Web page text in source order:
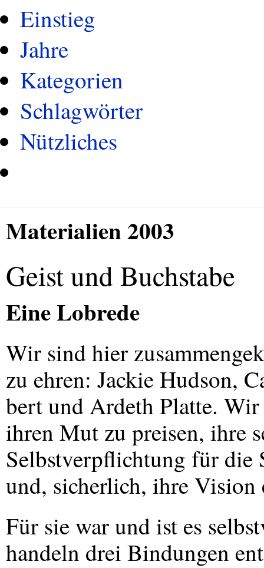
Einstieg
Jahre
Kategorien
Schlagwörter
Nützliches
Materialien 2003
Geist und Buchstabe
Eine Lobrede
Wir sind hier
zu ehren: Jackie Hudson,
bert und Ardeth Platte.
ihren Mut zu preisen, ihre
Selbstverpflichtung für die
und, sicherlich, ihre
Für sie war und ist es
handeln drei Bindungen